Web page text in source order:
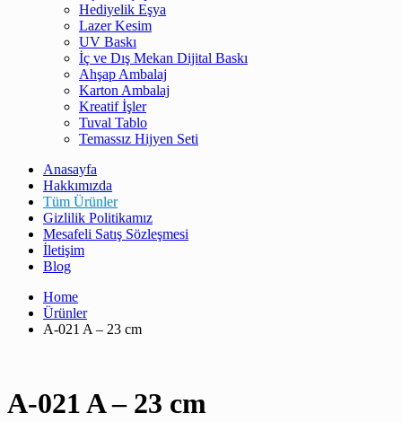
Hediyelik Eşya
Lazer Kesim
UV Baskı
İç ve Dış Mekan Dijital Baskı
Ahşap Ambalaj
Karton Ambalaj
Kreatif İşler
Tuval Tablo
Temassız Hijyen Seti
Anasayfa
Hakkımızda
Tüm Ürünler
Gizlilik Politikamız
Mesafeli Satış Sözleşmesi
İletişim
Blog
Home
Ürünler
A-021 A – 23 cm
A-021 A – 23 cm